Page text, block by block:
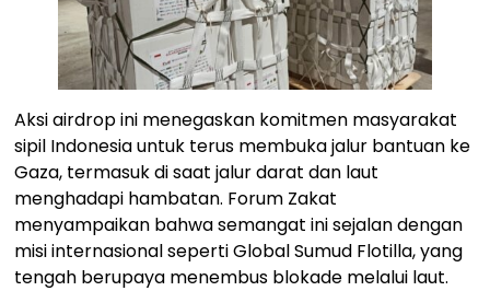
Aksi airdrop ini menegaskan komitmen masyarakat
sipil Indonesia untuk terus membuka jalur bantuan ke
Gaza, termasuk di saat jalur darat dan laut
menghadapi hambatan. Forum Zakat
menyampaikan bahwa semangat ini sejalan dengan
misi internasional seperti Global Sumud Flotilla, yang
tengah berupaya menembus blokade melalui laut.